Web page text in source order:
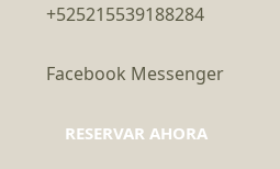
+525215539188284
Facebook Messenger
RESERVAR AHORA